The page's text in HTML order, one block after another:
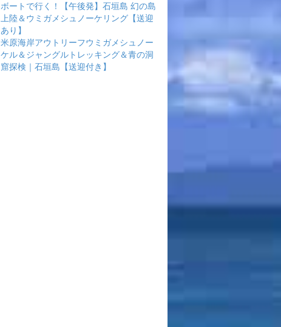
ボートで行く！【午後発】石垣島 幻の島
上陸＆ウミガメシュノーケリング【送迎
あり】
米原海岸アウトリーフウミガメシュノー
ケル＆ジャングルトレッキング＆青の洞
窟探検｜石垣島【送迎付き】